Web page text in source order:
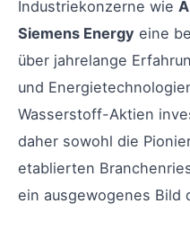
Industriekonzerne wie
Siemens Energy eine
über jahrelange
und
Wasserstoff-Aktien
daher sowohl die
etablierten
ein ausgewogenes Bild